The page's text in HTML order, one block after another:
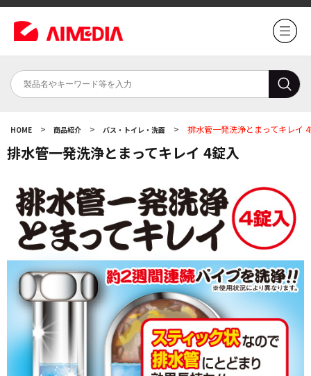
HOME > 商品紹介 > バス・トイレ・洗面 > 排水管一発洗浄とまってキレイ
排水管一発洗浄とまってキレイ 4錠入